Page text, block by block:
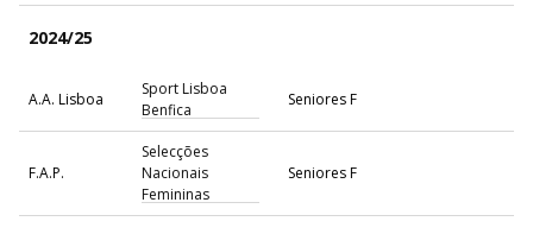
2024/25
A.A. Lisboa
Sport Lisboa
Benfica
Seniores F
F.A.P.
Selecções
Nacionais
Femininas
Seniores F